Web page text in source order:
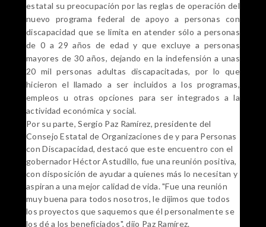
estatal su preocupación por las reglas de operación del
nuevo programa federal de apoyo a personas con
discapacidad que se limita en atender sólo a personas
de 0 a 29 años de edad y que excluye a personas
mayores de 30 años, dejando en la indefensión a unas
20 mil personas adultas discapacitadas, por lo que
hicieron el llamado a ser incluidos a los programas,
empleos u otras opciones para ser integrados a la
actividad económica y social.
Por su parte, Sergio Paz Ramírez, presidente del
Consejo Estatal de Organizaciones de y para Personas
con Discapacidad, destacó que este encuentro con el
gobernador Héctor Astudillo, fue una reunión positiva,
con disposición de ayudar a quienes más lo necesitan y
aspiran a una mejor calidad de vida. "Fue una reunión
muy buena para todos nosotros, le dijimos que todos
los proyectos que saquemos que él personalmente se
los dé a los beneficiados", dijo Paz Ramírez.